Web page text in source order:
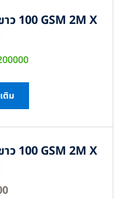
ว 100 GSM 2M X
ติม
ว 100 GSM 2M X